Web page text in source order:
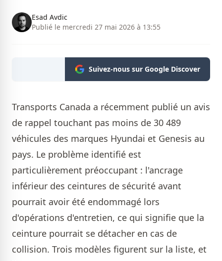
Esad Avdic
Publié le mercredi 27 mai 2026 à 13:55
Suivez-nous sur Google Discover
Transports Canada a récemment publié un avis
de rappel touchant pas moins de 30 489
véhicules des marques Hyundai et Genesis au
pays. Le problème identifié est
particulièrement préoccupant : l'ancrage
inférieur des ceintures de sécurité avant
pourrait avoir été endommagé lors
d'opérations d'entretien, ce qui signifie que la
ceinture pourrait se détacher en cas de
collision. Trois modèles figurent sur la liste, et